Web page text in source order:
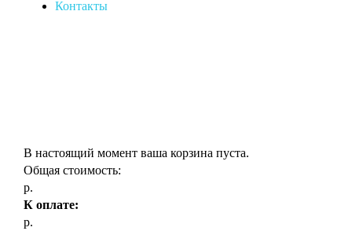
Контакты
В настоящий момент ваша корзина пуста.
Общая стоимость:
р.
К оплате:
р.